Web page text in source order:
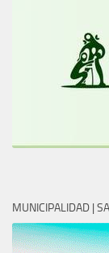
MUNICIPALIDAD |